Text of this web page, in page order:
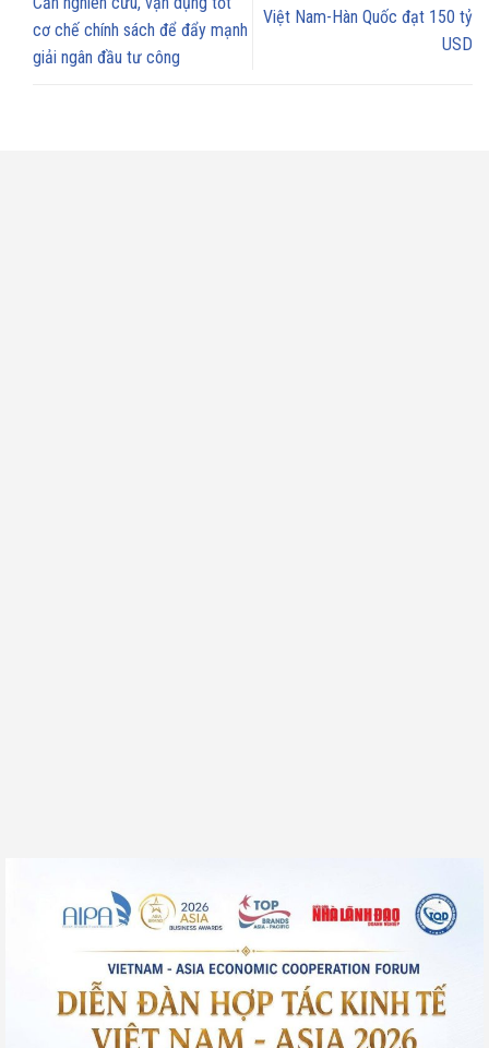
cơ chế chính sách để đẩy mạnh
giải ngân đầu tư công
Việt Nam-Hàn Quốc đạt 150 tỷ
USD